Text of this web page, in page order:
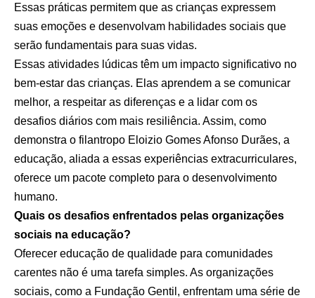
Essas práticas permitem que as crianças expressem
suas emoções e desenvolvam habilidades sociais que
serão fundamentais para suas vidas.
Essas atividades lúdicas têm um impacto significativo no
bem-estar das crianças. Elas aprendem a se comunicar
melhor, a respeitar as diferenças e a lidar com os
desafios diários com mais resiliência. Assim, como
demonstra o filantropo Eloizio Gomes Afonso Durães, a
educação, aliada a essas experiências extracurriculares,
oferece um pacote completo para o desenvolvimento
humano.
Quais os desafios enfrentados pelas organizações
sociais na educação?
Oferecer educação de qualidade para comunidades
carentes não é uma tarefa simples. As organizações
sociais, como a Fundação Gentil, enfrentam uma série de